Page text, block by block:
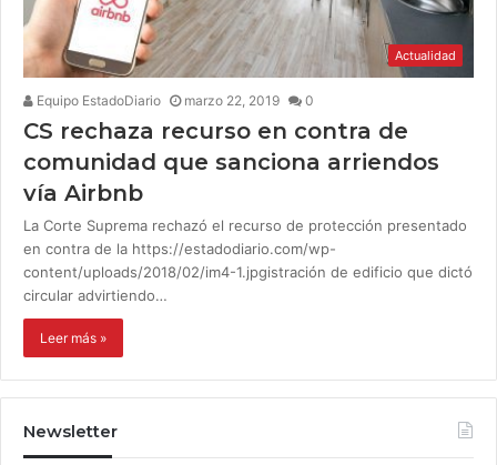
Actualidad
Equipo EstadoDiario marzo 22, 2019 0
CS rechaza recurso en contra de
comunidad que sanciona arriendos
vía Airbnb
La Corte Suprema rechazó el recurso de protección presentado
en contra de la https://estadodiario.com/wp-
content/uploads/2018/02/im4-1.jpgistración de edificio que dictó
circular advirtiendo…
Leer más »
Newsletter